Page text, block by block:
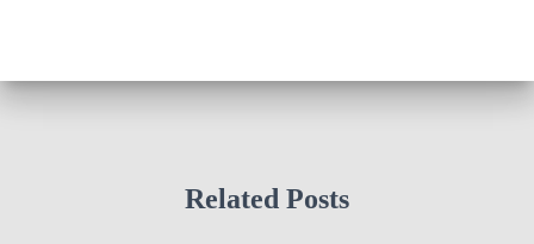
Related Posts